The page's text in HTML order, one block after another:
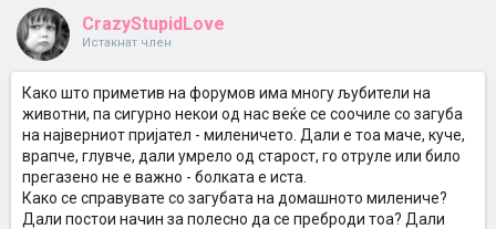
CrazyStupidLove
Истакнат член
Како што приметив на форумов има многу љубители на
животни, па сигурно некои од нас веќе се соочиле со загуба
на најверниот пријател - миленичето. Дали е тоа маче, куче,
врапче, глувче, дали умрело од старост, го отруле или било
прегазено не е важно - болката е иста.
Како се справувате со загубата на домашното милениче?
Дали постои начин за полесно да се преброди тоа? Дали